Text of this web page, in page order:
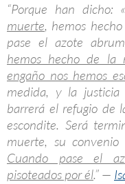
“Porque han dicho: «
muerte, hemos
pase el azote
hemos hecho de la
engaño nos hemos
medida, y la justicia
barrerá el refugio de
escondite. Será
muerte, su
Cuando pase el
pisoteados por él.” —